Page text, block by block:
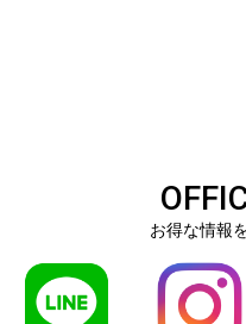
お得な情報